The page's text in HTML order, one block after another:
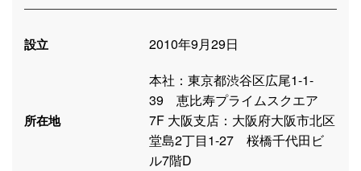
設立 2010年9月29日
所在地
本社：東京都渋谷区広尾1-1-
39 恵比寿プライムスクエア
7F 大阪支店：大阪府大阪市北区
堂島2丁目1-27 桜橋千代田ビ
ル7階D